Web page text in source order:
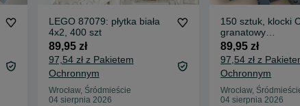
LEGO 87079: płytka biała
4x2, 400 szt
89,95 zł
97,54 zł z Pakietem
Ochronnym
Wrocław, Śródmieście
04 sierpnia 2026
150 sztuk, klocki
granatowy
(ciemnoniebieski)
LEGO 3001
89,95 zł
97,54 zł z
Ochronnym
Wrocław,
04 sierpnia 2026